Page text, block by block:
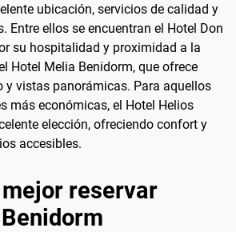
ubicación, servicios de calidad y
Entre ellos se encuentran el Hotel Don
su hospitalidad y proximidad a la
Hotel Melia Benidorm, que ofrece
y vistas panorámicas. Para aquellos
más económicas, el Hotel Helios
elección, ofreciendo confort y
accesibles.
reservar